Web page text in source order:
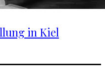
in Kiel